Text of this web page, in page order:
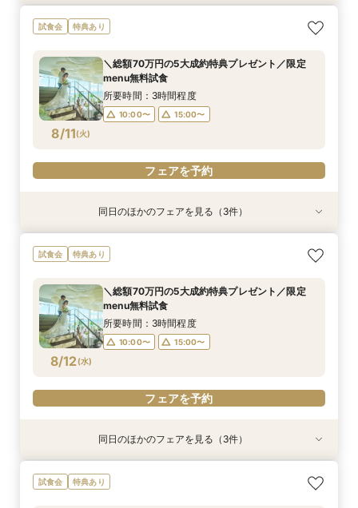
8/10(月)
オンライン相談会
11:00〜 15:00〜
8/10(月)
【2件目来館もお得】試食×見学しっかり体験♪特
典付フェア
10:00〜
8/10(月)
【パパママ限定】個室で安心試食♪アットホーム
婚相談会
10:00〜
試食会 特典あり
8/11(火)
＼総額70万円の5大成約特典プレゼント／限定
menu無料試食
所要時間：3時間程度
10:00〜 15:00〜
フェアを予約
8/11(火)
オンライン相談会
11:00〜 15:00〜
特典あり
8/11(火)
【2件目来館もお得】試食×見学しっかり体験♪特
典付フェア
10:00〜
特典あり
8/11(火)
【パパママ限定】個室で安心試食♪アットホーム
婚相談会
10:00〜
同日のほかのフェアを見る（3件）
試食会 特典あり
8/12(水)
＼総額70万円の5大成約特典プレゼント／限定
menu無料試食
所要時間：3時間程度
10:00〜 15:00〜
フェアを予約
オンライン相談会
特典あり
【2件目来館もお得】試食×見学しっかり体験♪特
典付フェア
特典あり
【パパママ限定】個室で安心試食♪アットホーム
婚相談会
同日のほかのフェアを見る（3件）
試食会 特典あり